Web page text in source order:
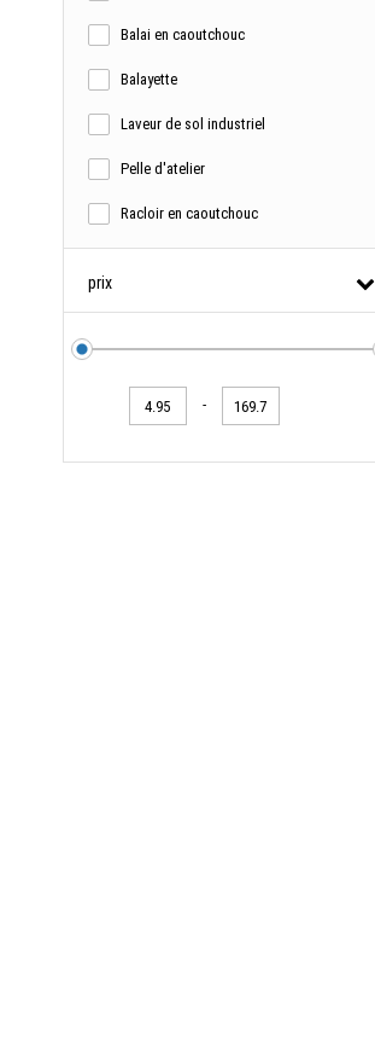
Balai en caoutchouc
Balayette
Laveur de sol industriel
Pelle d'atelier
Racloir en caoutchouc
prix
-